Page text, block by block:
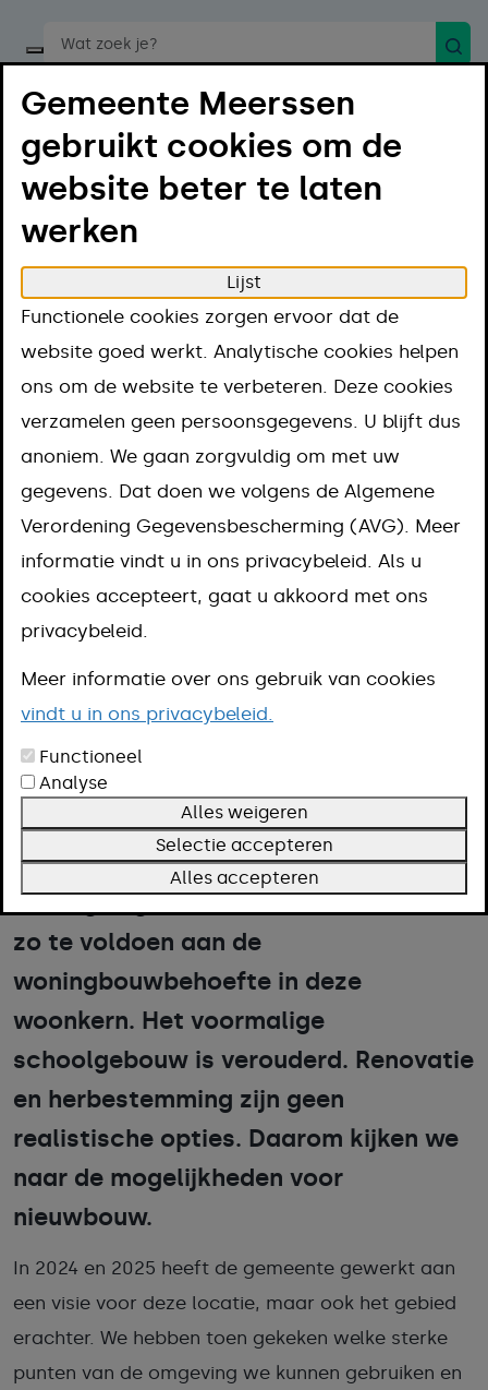
Start een spraakopdracht
Menu
Home Projecten In 't Riet Geulle
In 't Riet Geulle
open in groter venster
Aan de Hulserstraat 17 in Geulle ligt
het voormalige schoolgebouw van
basisschool In 't Riet. De gemeente
heeft onderzocht of op deze locatie
woningen gebouwd kunnen worden om
zo te voldoen aan de
woningbouwbehoefte in deze
woonkern. Het voormalige
schoolgebouw is verouderd. Renovatie
en herbestemming zijn geen
realistische opties. Daarom kijken we
naar de mogelijkheden voor
nieuwbouw.
In 2024 en 2025 heeft de gemeente gewerkt aan
een visie voor deze locatie, maar ook het gebied
erachter. We hebben toen gekeken welke sterke
punten van de omgeving we kunnen gebruiken en
Gemeente Meerssen
gebruikt cookies om de
website beter te laten
werken
Lijst
Functionele cookies zorgen ervoor dat de
website goed werkt. Analytische cookies helpen
ons om de website te verbeteren. Deze cookies
verzamelen geen persoonsgegevens. U blijft dus
anoniem. We gaan zorgvuldig om met uw
gegevens. Dat doen we volgens de Algemene
Verordening Gegevensbescherming (AVG). Meer
informatie vindt u in ons privacybeleid. Als u
cookies accepteert, gaat u akkoord met ons
privacybeleid.
Meer informatie over ons gebruik van cookies
vindt u in ons privacybeleid.
Functioneel
Analyse
Alles weigeren
Selectie accepteren
Alles accepteren